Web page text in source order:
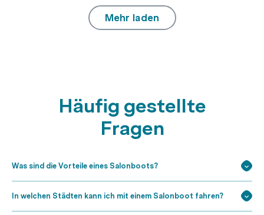
Mehr laden
Häufig gestellte
Fragen
Was sind die Vorteile eines Salonboots?
In welchen Städten kann ich mit einem Salonboot fahren?